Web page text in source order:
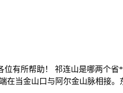
位有所帮助！ 祁连山是哪两个
在当金山口与阿尔金山脉相接